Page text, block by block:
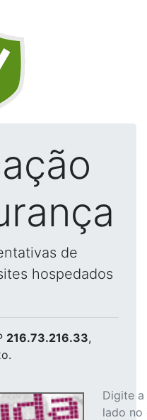
de
hospedados
216.73.216.33,
Digite
lado no